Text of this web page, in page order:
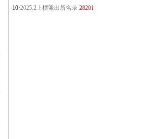
10·2025.2上榜派出所名录 28201